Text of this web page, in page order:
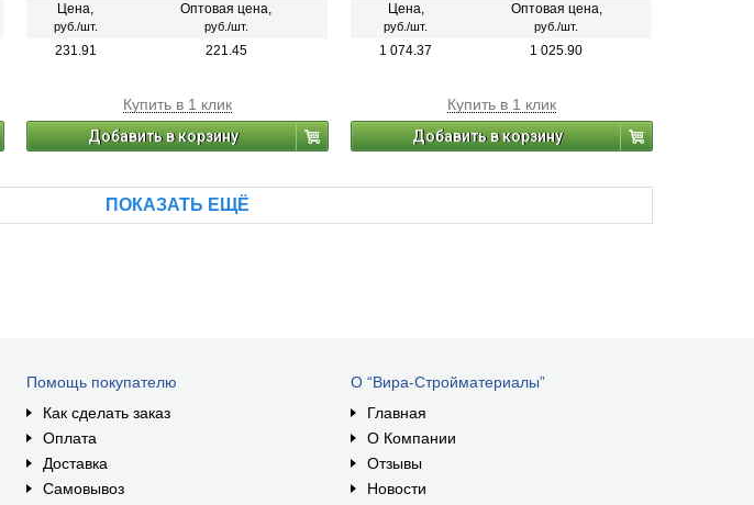
Цена,
руб./шт.
Оптовая цена,
руб./шт.
231.91 221.45
Купить в 1 клик
Добавить в корзину
разводного ключа.
Цена,
руб./шт.
Оптовая цена,
руб./шт.
1 074.37 1 025.90
Купить в 1 клик
Добавить в корзину
ПОКАЗАТЬ ЕЩЁ
Помощь покупателю
Как сделать заказ
Оплата
Доставка
Самовывоз
О “Вира-Стройматериалы”
Главная
О Компании
Отзывы
Новости